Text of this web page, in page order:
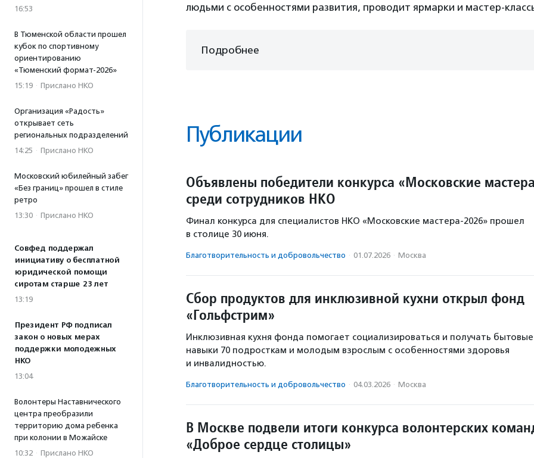
16:53
В Тюменской области прошел
кубок по спортивному
ориентированию
«Тюменский формат-2026»
15:19 · Прислано НКО
Организация «Радость»
открывает сеть
региональных подразделений
14:25 · Прислано НКО
Московский юбилейный забег
«Без границ» прошел в стиле
ретро
13:30 · Прислано НКО
Совфед поддержал
инициативу о бесплатной
юридической помощи
сиротам старше 23 лет
13:19
Президент РФ подписал
закон о новых мерах
поддержки молодежных
НКО
13:04
Волонтеры Наставнического
центра преобразили
территорию дома ребенка
при колонии в Можайске
10:32 · Прислано НКО
людьми с особенностями развития, проводит ярмарки и мастер-
Подробнее
Публикации
Объявлены победители конкурса «Московские
среди сотрудников НКО
Финал конкурса для специалистов НКО «Московские мастера-2026» прошел
в столице 30 июня.
Благотвори­тель­ность и доброволь­чест­во · 01.07.2026 · Москва
Сбор продуктов для инклюзивной кухни открыл фонд
«Гольфстрим»
Инклюзивная кухня фонда помогает социализироваться и получать бытовые
навыки 70 подросткам и молодым взрослым с особенностями здоровья
и инвалидностью.
Благотвори­тель­ность и доброволь­чест­во · 04.03.2026 · Москва
В Москве подвели итоги конкурса волонтерских
«Доброе сердце столицы»